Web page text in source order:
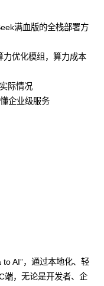
满血版的全栈部署方
力优化模组，算力成本
际情况
企业级服务
AI”，通过本地化、轻
端，无论是开发者、企